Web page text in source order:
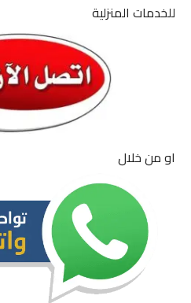
للخدمات المنزلية
او من خلال